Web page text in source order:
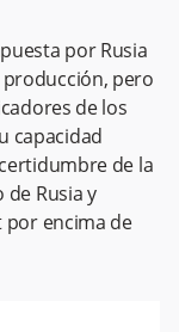
por Rusia
pero
de los
capacidad
de la
Rusia y
por encima de